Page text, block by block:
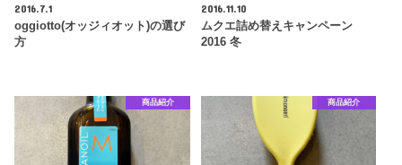
2016.7.1
oggiotto(オッジィオット)の選び
方
2016.11.10
ムクエ詰め替えキャンペーン
2016 冬
商品紹介 商品紹介